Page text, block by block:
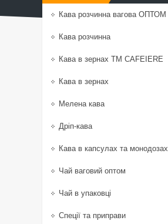
Кава розчинна вагова ОПТОМ
Кава розчинна
Кава в зернах TM CAFEIERE
Кава в зернах
Мелена кава
Дріп-кава
Кава в капсулах та монодозах
Чай ваговий оптом
Чай в упаковці
Спеції та приправи